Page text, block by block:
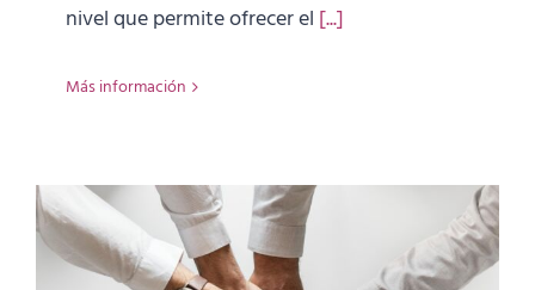
nivel que permite ofrecer el [...]
Más información